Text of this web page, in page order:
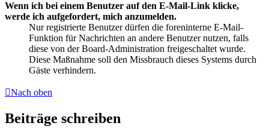
Wenn ich bei einem Benutzer auf den E-Mail-Link klicke,
werde ich aufgefordert, mich anzumelden.
Nur registrierte Benutzer dürfen die foreninterne E-Mail-
Funktion für Nachrichten an andere Benutzer nutzen, falls
diese von der Board-Administration freigeschaltet wurde.
Diese Maßnahme soll den Missbrauch dieses Systems durch
Gäste verhindern.
Nach oben
Beiträge schreiben